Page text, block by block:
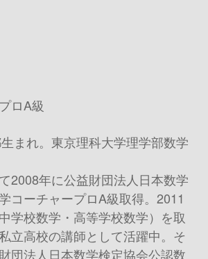
ロA級
まれ。東京理科大学理学部数学
2008年に公益財団法人日本数学
コーチャープロA級取得。2011
学校数学・高等学校数学）を取
立高校の講師として活躍中。そ
団法人日本数学検定協会公認数